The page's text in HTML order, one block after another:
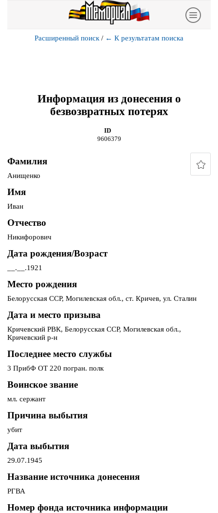
Расширенный поиск / ← К результатам поиска
Информация из донесения о
безвозвратных потерях
ID
9606379
Фамилия
Анищенко
Имя
Иван
Отчество
Никифорович
Дата рождения/Возраст
__.__.1921
Место рождения
Белорусская ССР, Могилевская обл., ст. Кричев, ул. Сталин
Дата и место призыва
Кричевский РВК, Белорусская ССР, Могилевская обл.,
Кричевский р-н
Последнее место службы
3 ПрибФ ОТ 220 погран. полк
Воинское звание
мл. сержант
Причина выбытия
убит
Дата выбытия
29.07.1945
Название источника донесения
РГВА
Номер фонда источника информации